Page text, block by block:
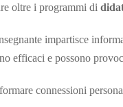
oltre i programmi di
impartisce
efficaci e possono
connessioni